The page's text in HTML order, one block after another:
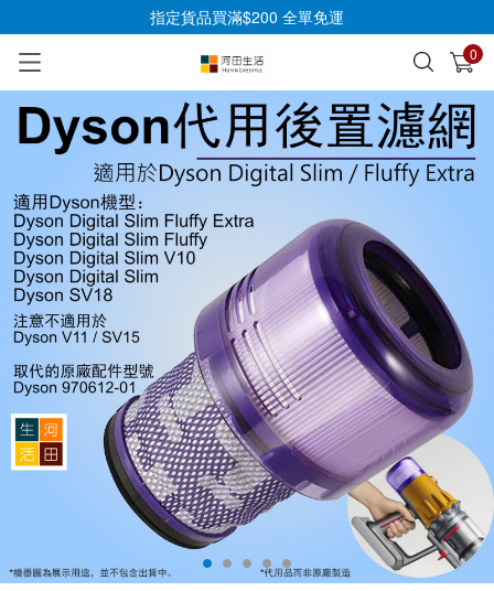
指定貨品買滿$200 全單免運
0
已加入購物車 查看